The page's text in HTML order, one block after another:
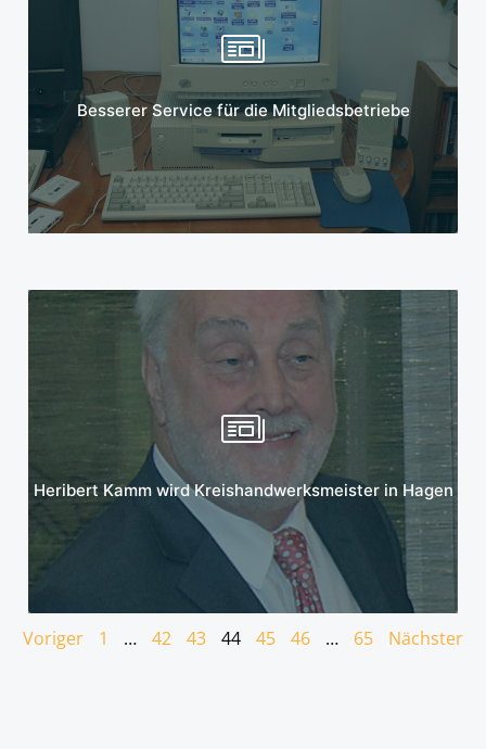
Besserer Service für die Mitgliedsbetriebe
Mehr erfahren
Heribert Kamm wird Kreishandwerksmeister in Hagen
Mehr erfahren
Voriger 1 … 42 43 44 45 46 … 65 Nächster